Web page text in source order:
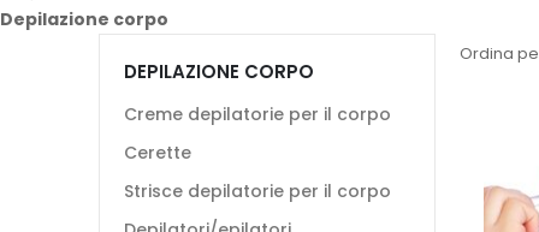
Depilazione corpo
Ordina
DEPILAZIONE CORPO
Creme depilatorie per il corpo
Cerette
Strisce depilatorie per il corpo